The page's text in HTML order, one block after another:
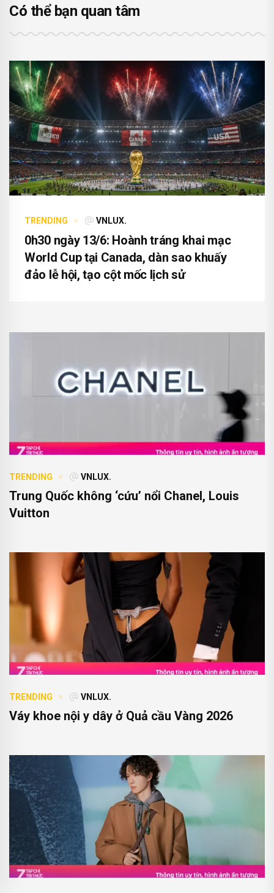
Có thể bạn quan tâm
TRENDING VNLUX.
0h30 ngày 13/6: Hoành tráng khai mạc
World Cup tại Canada, dàn sao khuấy
đảo lễ hội, tạo cột mốc lịch sử
TRENDING VNLUX.
Trung Quốc không ‘cứu’ nổi Chanel, Louis
Vuitton
TRENDING VNLUX.
Váy khoe nội y dây ở Quả cầu Vàng 2026